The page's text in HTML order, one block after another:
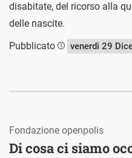
disabitate, del ricorso alla
delle nascite.
Pubblicato
venerdì 29
Di cosa ci siamo
Fondazione openpolis